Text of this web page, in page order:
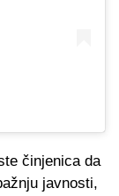
činjenica da
javnosti,